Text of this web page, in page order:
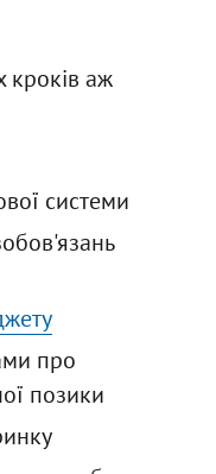
кроків аж
системи
про
позики